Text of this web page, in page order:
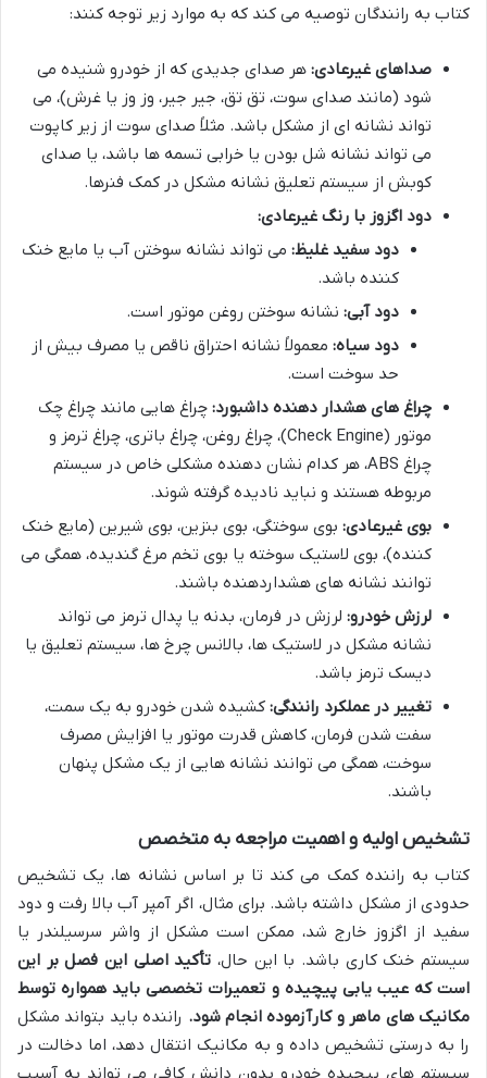
کتاب به رانندگان توصیه می کند که به موارد زیر توجه کنند:
صداهای غیرعادی: هر صدای جدیدی که از خودرو شنیده می
شود (مانند صدای سوت، تق تق، جیر جیر، وز وز یا غرش)، می
تواند نشانه ای از مشکل باشد. مثلاً صدای سوت از زیر کاپوت
می تواند نشانه شل بودن یا خرابی تسمه ها باشد، یا صدای
کوبش از سیستم تعلیق نشانه مشکل در کمک فنرها.
دود اگزوز با رنگ غیرعادی:
دود سفید غلیظ: می تواند نشانه سوختن آب یا مایع خنک
کننده باشد.
دود آبی: نشانه سوختن روغن موتور است.
دود سیاه: معمولاً نشانه احتراق ناقص یا مصرف بیش از
حد سوخت است.
چراغ های هشدار دهنده داشبورد: چراغ هایی مانند چراغ چک
موتور (Check Engine)، چراغ روغن، چراغ باتری، چراغ ترمز و
چراغ ABS، هر کدام نشان دهنده مشکلی خاص در سیستم
مربوطه هستند و نباید نادیده گرفته شوند.
بوی غیرعادی: بوی سوختگی، بوی بنزین، بوی شیرین (مایع خنک
کننده)، بوی لاستیک سوخته یا بوی تخم مرغ گندیده، همگی می
توانند نشانه های هشداردهنده باشند.
لرزش خودرو: لرزش در فرمان، بدنه یا پدال ترمز می تواند
نشانه مشکل در لاستیک ها، بالانس چرخ ها، سیستم تعلیق یا
دیسک ترمز باشد.
تغییر در عملکرد رانندگی: کشیده شدن خودرو به یک سمت،
سفت شدن فرمان، کاهش قدرت موتور یا افزایش مصرف
سوخت، همگی می توانند نشانه هایی از یک مشکل پنهان
باشند.
تشخیص اولیه و اهمیت مراجعه به متخصص
کتاب به راننده کمک می کند تا بر اساس نشانه ها، یک تشخیص
حدودی از مشکل داشته باشد. برای مثال، اگر آمپر آب بالا رفت و دود
سفید از اگزوز خارج شد، ممکن است مشکل از واشر سرسیلندر یا
سیستم خنک کاری باشد. با این حال، تأکید اصلی این فصل بر این
است که عیب یابی پیچیده و تعمیرات تخصصی باید همواره توسط
مکانیک های ماهر و کارآزموده انجام شود. راننده باید بتواند مشکل
را به درستی تشخیص داده و به مکانیک انتقال دهد، اما دخالت در